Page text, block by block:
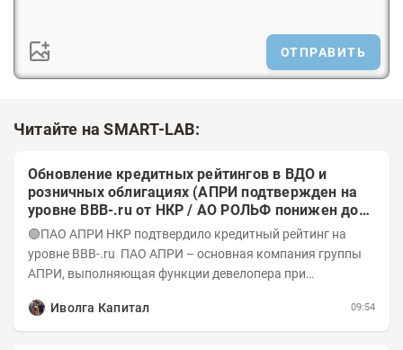
ОТПРАВИТЬ
Читайте на SMART-LAB:
Обновление кредитных рейтингов в ВДО и
розничных облигациях (АПРИ подтвержден на
уровне BBB-.ru от НКР / АО РОЛЬФ понижен до
А-(RU) / Элит Строй присвоен на уровне BBB.ru)
🟢ПАО АПРИ НКР подтвердило кредитный рейтинг на
уровне BBB-.ru ПАО АПРИ – основная компания группы
АПРИ, выполняющая функции девелопера при
Иволга Капитал
09:54